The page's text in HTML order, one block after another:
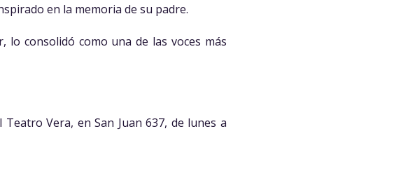
en la memoria de su padre.
consolidó como una de las voces más
Vera, en San Juan 637, de lunes a